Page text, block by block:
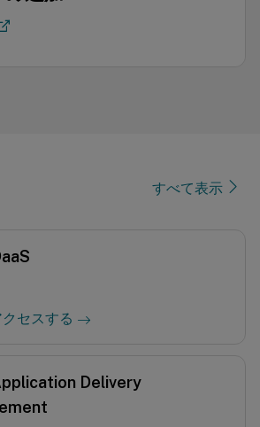
すべて表示
セスする
Delivery